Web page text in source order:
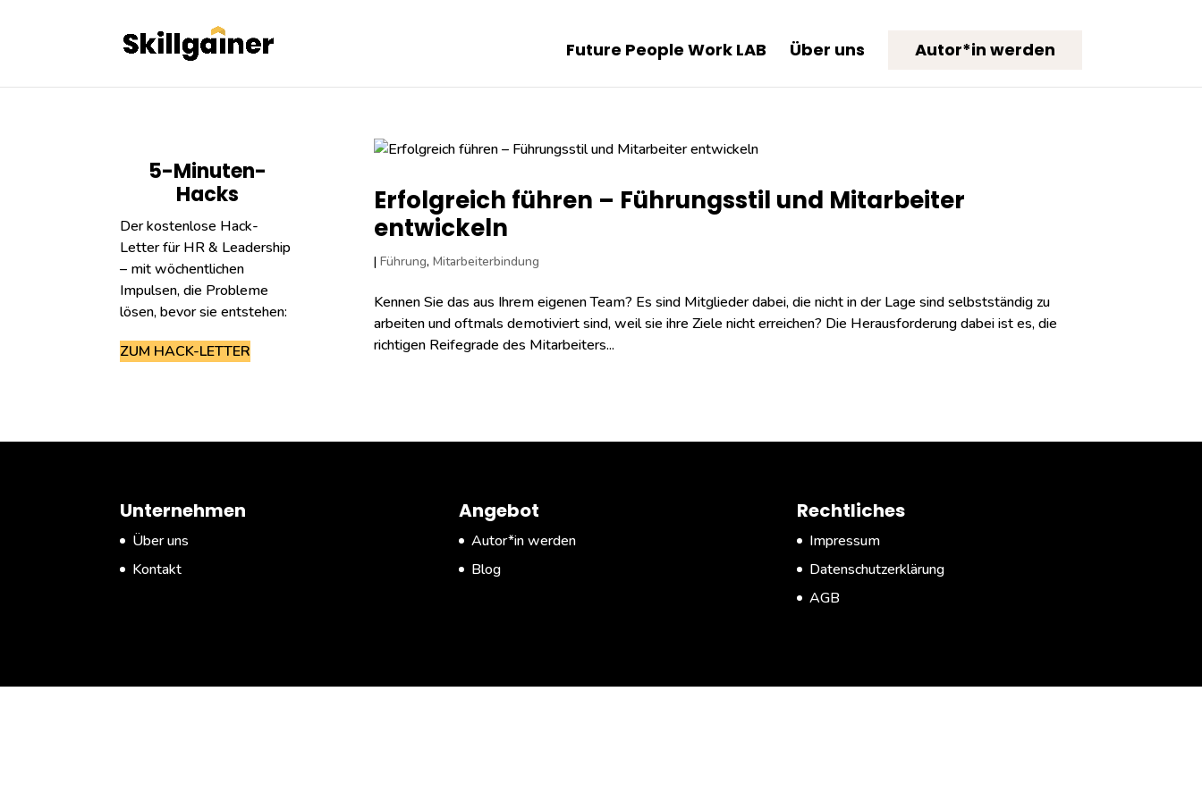
Future People Work LAB Über uns Autor*in werden
Erfolgreich führen – Führungsstil und Mitarbeiter
entwickeln
| Führung, Mitarbeiterbindung
Kennen Sie das aus Ihrem eigenen Team? Es sind Mitglieder dabei, die nicht in der Lage sind selbstständig zu
arbeiten und oftmals demotiviert sind, weil sie ihre Ziele nicht erreichen? Die Herausforderung dabei ist es, die
richtigen Reifegrade des Mitarbeiters...
5-Minuten-
Hacks
Der kostenlose Hack-
Letter für HR & Leadership
– mit wöchentlichen
Impulsen, die Probleme
lösen, bevor sie entstehen:
ZUM HACK-LETTER
Unternehmen
Über uns
Kontakt
Angebot
Autor*in werden
Blog
Rechtliches
Impressum
Datenschutzerklärung
AGB